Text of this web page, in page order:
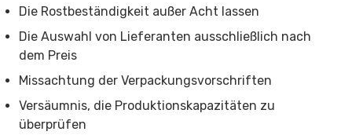
Die Rostbeständigkeit außer Acht lassen
Die Auswahl von Lieferanten ausschließlich nach
dem Preis
Missachtung der Verpackungsvorschriften
Versäumnis, die Produktionskapazitäten zu
überprüfen